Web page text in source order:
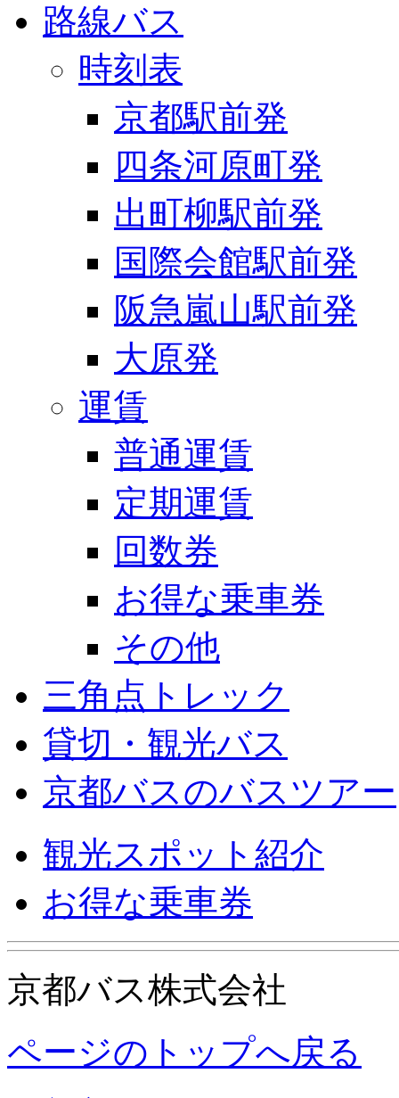
路線バス
時刻表
京都駅前発
四条河原町発
出町柳駅前発
国際会館駅前発
阪急嵐山駅前発
大原発
運賃
普通運賃
定期運賃
回数券
お得な乗車券
その他
三角点トレック
貸切・観光バス
京都バスのバスツアー
観光スポット紹介
お得な乗車券
京都バス株式会社
ページのトップへ戻る